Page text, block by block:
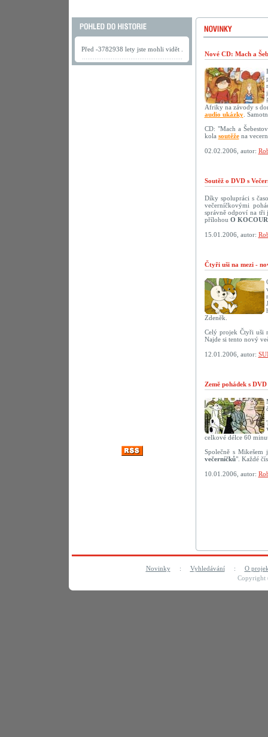
Před -3782938 lety jste mohli vidět .
Nové CD: Mach a
Afriky na závody s
audio ukázky.
CD: "Mach a
kola soutěžena
02.02.2006, autor:
Soutěž o DVD s
Díky spolupráci s
večerníčkovými
správně odpoví na tři
přílohou O
15.01.2006, autor:
Čtyři uši na mezi -
Zdeněk.
Celý projek Čtyři uši
Najde si tento nový
12.01.2006, autor:
Země pohádek s
celkové délce 60
Společně s
večerníčků". Každé
10.01.2006, autor:
Novinky: Vyhledávání: O
Copyright